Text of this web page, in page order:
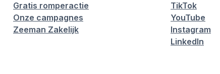
Gratis romperactie
Onze campagnes
Zeeman Zakelijk
TikTok
YouTube
Instagram
LinkedIn